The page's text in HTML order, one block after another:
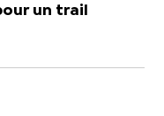
un trail